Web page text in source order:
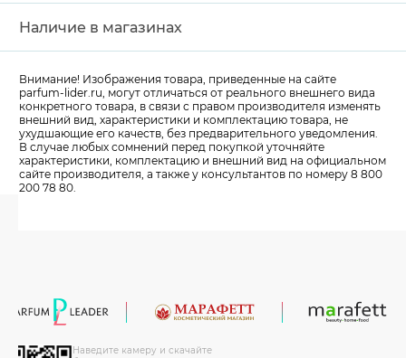
Наличие в магазинах
Внимание! Изображения товара, приведенные на сайте
parfum-lider.ru, могут отличаться от реального внешнего вида
конкретного товара, в связи с правом производителя изменять
внешний вид, характеристики и комплектацию товара, не
ухудшающие его качеств, без предварительного уведомления.
В случае любых сомнений перед покупкой уточняйте
характеристики, комплектацию и внешний вид на официальном
сайте производителя, а также у консультантов по номеру 8 800
200 78 80.
Наведите камеру и скачайте